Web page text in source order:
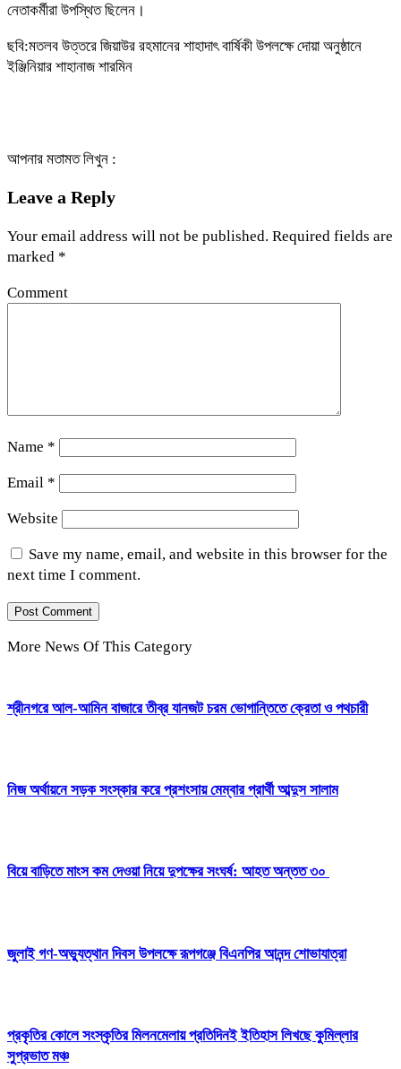
নেতাকর্মীরা উপস্থিত ছিলেন।
ছবি:মতলব উত্তরে জিয়াউর রহমানের শাহাদাৎ বার্ষিকী উপলক্ষে দোয়া অনুষ্ঠানে
ইঞ্জিনিয়ার শাহানাজ শারমিন
আপনার মতামত লিখুন :
Leave a Reply
Your email address will not be published. Required fields are
marked *
Comment
Name *
Email *
Website
Save my name, email, and website in this browser for the
next time I comment.
More News Of This Category
শ্রীনগরে আল-আমিন বাজারে তীব্র যানজট চরম ভোগান্তিতে ক্রেতা ও পথচারী
নিজ অর্থায়নে সড়ক সংস্কার করে প্রশংসায় মেম্বার প্রার্থী আব্দুস সালাম
বিয়ে বাড়িতে মাংস কম দেওয়া নিয়ে দুপক্ষের সংঘর্ষ: আহত অন্তত ৩০ ​
জুলাই গণ-অভ্যুত্থান দিবস উপলক্ষে রূপগঞ্জে বিএনপির আনন্দ শোভাযাত্রা
প্রকৃতির কোলে সংস্কৃতির মিলনমেলায় প্রতিদিনই ইতিহাস লিখছে কুমিল্লার
সুপ্রভাত মঞ্চ